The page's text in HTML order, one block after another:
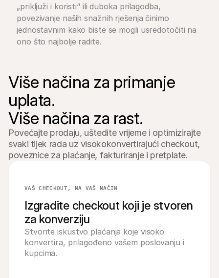
„prikljuži i koristi“ ili duboka prilagodba,
povezivanje naših snažnih rješenja činimo
jednostavnim kako biste se mogli usredotočiti na
ono što najbolje radite.
Više načina za primanje
uplata.
Više načina za rast.
Povećajte prodaju, uštedite vrijeme i optimizirajte
svaki tijek rada uz visokokonvertirajući checkout,
poveznice za plaćanje, fakturiranje i pretplate.
VAŠ CHECKOUT, NA VAŠ NAČIN
Izgradite checkout koji je stvoren
za konverziju
Stvorite iskustvo plaćanja koje visoko
konvertira, prilagođeno vašem poslovanju i
kupcima.